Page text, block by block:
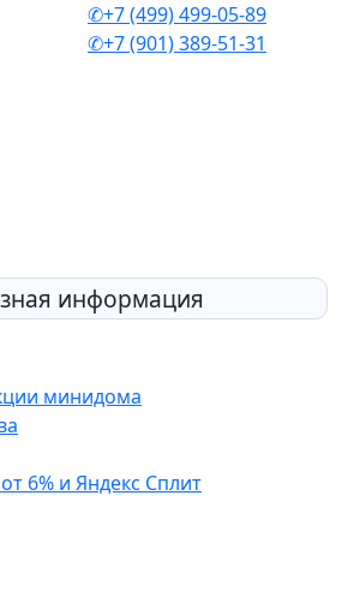
✆+7 (499) 499-05-89
✆+7 (901) 389-51-31
информация
минидома
6% и Яндекс Сплит